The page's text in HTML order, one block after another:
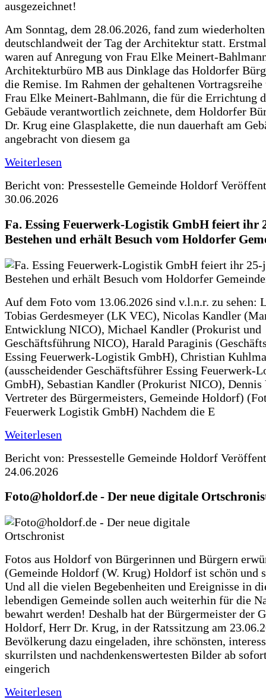
Am Sonntag, dem 28.06.2026, fand zum
deutschlandweit der Tag der Architektur statt.
waren auf Anregung von Frau Elke Meinert-
Architekturbüro MB aus Dinklage das Holdorfer
die Remise. Im Rahmen der gehaltenen
Frau Elke Meinert-Bahlmann, die für die Errichtung
Gebäude verantwortlich zeichnete, dem Holdorfer
Dr. Krug eine Glasplakette, die nun dauerhaft am
angebracht von diesem ga
Weiterlesen
Bericht von: Pressestelle Gemeinde Holdorf
30.06.2026
Fa. Essing Feuerwerk-Logistik GmbH feiert ihr
Bestehen und erhält Besuch vom Holdorfer
Auf dem Foto vom 13.06.2026 sind v.l.n.r. zu sehen:
Tobias Gerdesmeyer (LK VEC), Nicolas Kandler
Entwicklung NICO), Michael Kandler (Prokurist und
Geschäftsführung NICO), Harald Paraginis
Essing Feuerwerk-Logistik GmbH), Christian
(ausscheidender Geschäftsführer Essing Feuerwerk-
GmbH), Sebastian Kandler (Prokurist NICO),
Vertreter des Bürgermeisters, Gemeinde Holdorf)
Feuerwerk Logistik GmbH) Nachdem die E
Weiterlesen
Bericht von: Pressestelle Gemeinde Holdorf
24.06.2026
Foto@holdorf.de - Der neue digitale
Fotos aus Holdorf von Bürgerinnen und Bürgern
(Gemeinde Holdorf (W. Krug) Holdorf ist schön und
Und all die vielen Begebenheiten und Ereignisse in
lebendigen Gemeinde sollen auch weiterhin für die
bewahrt werden! Deshalb hat der Bürgermeister der
Holdorf, Herr Dr. Krug, in der Ratssitzung am
Bevölkerung dazu eingeladen, ihre schönsten,
skurrilsten und nachdenkenswertesten Bilder ab
eingerich
Weiterlesen